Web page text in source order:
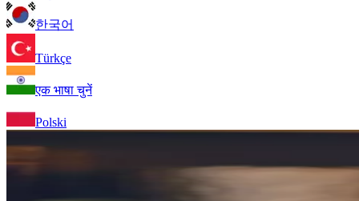
한국어
Türkçe
एक भाषा चुनें
Polski